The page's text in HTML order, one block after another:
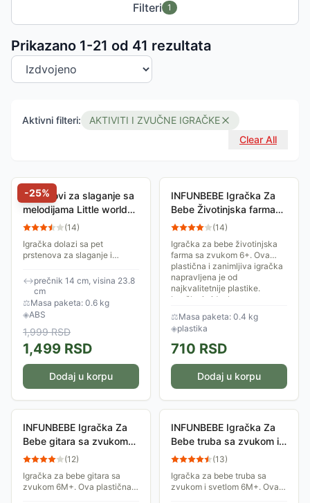
Filteri 1
Prikazano 1-21 od 41 rezultata
Sortiranje proizvoda
Aktivni filteri:
AKTIVITI I ZVUČNE IGRAČKE
Clear All
-25%
Prstenovi za slaganje sa
melodijama Little world
888028 (14)
Igračka dolazi sa pet
prstenova za slaganje i
motorike kod dece. Izrađena
je od netoksične plastike i
nema oštre...
↔prečnik 14 cm, visina 23.8
cm
⚖Masa paketa: 0.6 kg
◈ABS
1,999RSD
1,499 RSD
Dodaj u korpu
INFUNBEBE Igračka Za
Bebe Životinjska farma
sa zvukom 6+
(14)
Igračka za bebe životinjska
farma sa zvukom 6+. Ova
plastična i zanimljiva igračka
napravljena je od
najkvalitetnije plastike.
Igračka je idealna za...
⚖Masa paketa: 0.4 kg
◈plastika
710 RSD
Dodaj u korpu
INFUNBEBE Igračka Za
Bebe gitara sa zvukom
6M+
(12)
Igračka za bebe gitara sa
zvukom 6M+. Ova plastična i
INFUNBEBE Igračka Za
Bebe truba sa zvukom i
svetlom 6M+
(13)
Igračka za bebe truba sa
zvukom i svetlom 6M+. Ova